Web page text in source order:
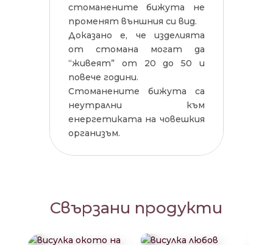
стоманените бижута не
променят външния си вид.
Доказано е, че изделията
от стомана могат да
“живеят” от 20 до 50 и
повече години.
Стоманените бижута са
неутрални към
енергетиката на човешкия
организъм.
Свързани продукти